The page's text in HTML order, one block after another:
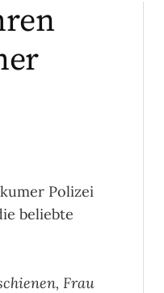
Polizei
beliebte
Frau